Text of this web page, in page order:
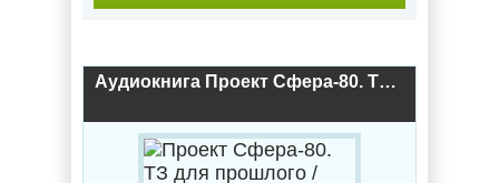
Аудиокнига Проект Сфера-80. ТЗ для прошлого / Станислав Миков (1)